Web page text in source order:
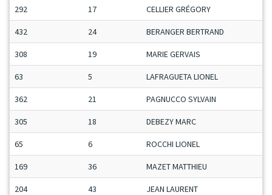
292 17 CELLIER GRÉGORY
432 24 BERANGER BERTRAND
308 19 MARIE GERVAIS
63 5 LAFRAGUETA LIONEL
362 21 PAGNUCCO SYLVAIN
305 18 DEBEZY MARC
65 6 ROCCHI LIONEL
169 36 MAZET MATTHIEU
204 43 JEAN LAURENT